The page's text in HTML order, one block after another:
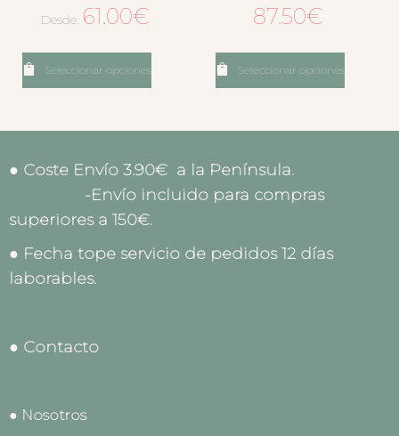
Desde: 61.00€
Seleccionar opciones
87.50€
Seleccionar opciones
● Coste Envío 3.90€ a la Península.
-Envío incluido para compras
superiores a 150€.
● Fecha tope servicio de pedidos 12 días
laborables.
● Contacto
● Nosotros